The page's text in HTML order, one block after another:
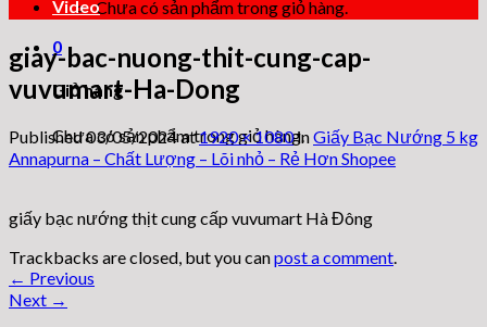
Chưa có sản phẩm trong giỏ hàng.
0
Giỏ hàng
Chưa có sản phẩm trong giỏ hàng.
Video
giay-bac-nuong-thit-cung-cap-
vuvumart-Ha-Dong
Published03/05/2024at1920 × 1080inGiấy Bạc Nướng 5 kg
Annapurna – Chất Lượng – Lõi nhỏ – Rẻ Hơn Shopee
giấy bạc nướng thịt cung cấp vuvumart Hà Đông
Trackbacks are closed, but you canpost a comment.
← Previous
Next →